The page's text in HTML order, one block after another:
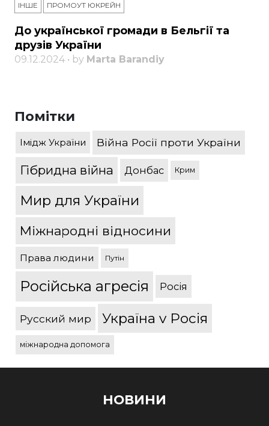
ІНШЕ ПРОМОУТ ЮКРЕЙН
До української громади в Бельгії та
друзів України
09.12.2024 • by Marta Barandiy
Помітки
Імідж України Війна Росії проти України
Гібридна війна Донбас Крим
Мир для України
Міжнародні відносини
Права людини Путін
Російська агресія Росія
Русский мир Україна v Росія
міжнародна допомога
НОВИНИ